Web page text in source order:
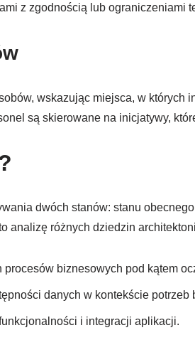
z zgodnością lub ograniczeniami
wskazując miejsca, w których
są skierowane na inicjatywy,
dwóch stanów: stanu
analizę różnych dziedzin
procesów biznesowych pod kątem
danych w kontekście potrzeb
i integracji aplikacji.